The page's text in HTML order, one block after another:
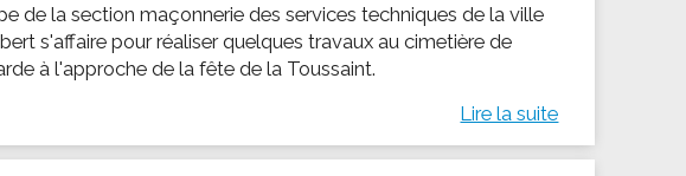
de la section maçonnerie des services techniques de la ville
s'affaire pour réaliser quelques travaux au cimetière de
à l'approche de la fête de la Toussaint.
Lire la suite